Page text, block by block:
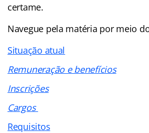
certame.
Navegue pela matéria por meio
Situação atual
Remuneração e benefícios
Inscrições
Cargos
Requisitos